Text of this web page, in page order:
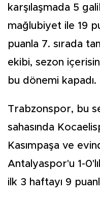
karşılaşmada 5
mağlubiyet ile 19
puanla 7. sırada
ekibi, sezon
bu dönemi kapadı.
Trabzonspor, bu
sahasında
Kasımpaşa ve
Antalyaspor'u 1-
ilk 3 haftayı 9